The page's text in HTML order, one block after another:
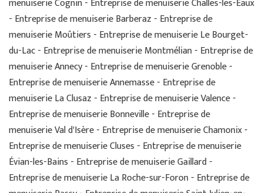
menuiserie Cognin - Entreprise de menuiserie Challes-les-Eaux
- Entreprise de menuiserie Barberaz - Entreprise de
menuiserie Moûtiers - Entreprise de menuiserie Le Bourget-
du-Lac - Entreprise de menuiserie Montmélian - Entreprise de
menuiserie Annecy - Entreprise de menuiserie Grenoble -
Entreprise de menuiserie Annemasse - Entreprise de
menuiserie La Clusaz - Entreprise de menuiserie Valence -
Entreprise de menuiserie Bonneville - Entreprise de
menuiserie Val d'Isère - Entreprise de menuiserie Chamonix -
Entreprise de menuiserie Cluses - Entreprise de menuiserie
Évian-les-Bains - Entreprise de menuiserie Gaillard -
Entreprise de menuiserie La Roche-sur-Foron - Entreprise de